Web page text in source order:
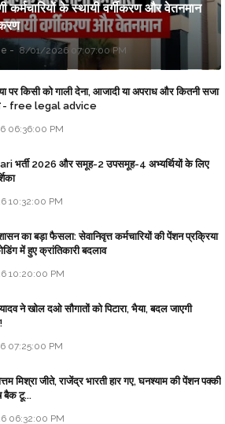
कर्मचारियों के स्थायी वर्गीकरण और वेतनमान
8/01/2026 07:07:00 PM
पर किसी को गाली देना, आजादी या अपराध और कितनी सजा
- free legal advice
06:36:00 PM
भर्ती 2026 और समूह-2 उपसमूह-4 अभ्यर्थियों के लिए
10:32:00 PM
का बड़ा फैसला: सेवानिवृत्त कर्मचारियों की पेंशन प्रक्रिया
में हुए क्रांतिकारी बदलाव
10:20:00 PM
ने खोल दओ सौगातों को पिटारा, भैया, बदल जाएगी
07:25:00 PM
मिश्रा जीते, राजेंद्र भारती हार गए, घनश्याम की पेंशन पक्की
बैक टू...
06:32:00 PM